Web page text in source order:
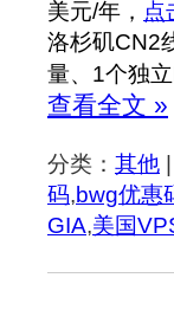
美元/年， 点
洛杉矶CN2
量、1个独
查看全文 »
分类： 其他 |
码,bwg优惠
GIA,美国